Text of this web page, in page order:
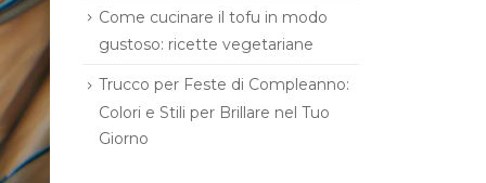
Come cucinare il tofu in modo
gustoso: ricette vegetariane
Trucco per Feste di Compleanno:
Colori e Stili per Brillare nel Tuo
Giorno